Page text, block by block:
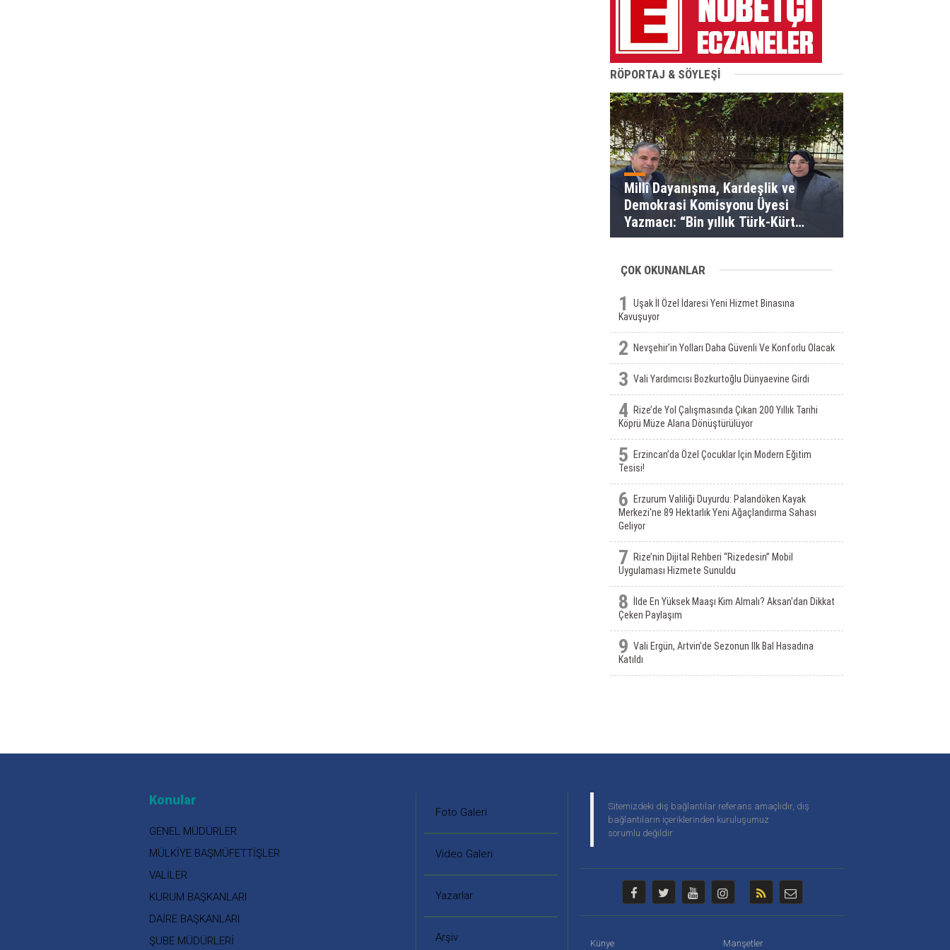
RÖPORTAJ & SÖYLEŞİ
Millî Dayanışma, Kardeşlik ve
Demokrasi Komisyonu Üyesi
Yazmacı: “Bin yıllık Türk-Kürt
kardeşliği bir slogan değil, bu
ÇOK OKUNANLAR
1
Uşak İl Özel İdaresi Yeni Hizmet Binasına
Kavuşuyor
2 Nevşehir’in Yolları Daha Güvenli Ve Konforlu Olacak
3 Vali Yardımcısı Bozkurtoğlu Dünyaevine Girdi
4
Rize’de Yol Çalışmasında Çıkan 200 Yıllık Tarihi
Köprü Müze Alana Dönüştürülüyor
5
Erzincan’da Özel Çocuklar Için Modern Eğitim
Tesisi!
6
Erzurum Valiliği Duyurdu: Palandöken Kayak
Merkezi'ne 89 Hektarlık Yeni Ağaçlandırma Sahası
Geliyor
7
Rize’nin Dijital Rehberi “Rizedesin” Mobil
Uygulaması Hizmete Sunuldu
8
İlde En Yüksek Maaşı Kim Almalı? Aksan'dan Dikkat
Çeken Paylaşım
9 Vali Ergün, Artvin’de Sezonun Ilk Bal Hasadına
Katıldı
Sitemizdeki dış bağlantılar referans amaçlıdır, dış
bağlantıların içeriklerinden kuruluşumuz
sorumlu değildir
Künye Manşetler
Foto Galeri
Video Galeri
Yazarlar
Arşiv
Konular
GENEL MÜDÜRLER
MÜLKİYE BAŞMÜFETTİŞLER
VALİLER
KURUM BAŞKANLARI
DAİRE BAŞKANLARI
ŞUBE MÜDÜRLERİ